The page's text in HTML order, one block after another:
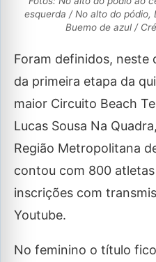
esquerda / No alto do pódio,
Buemo de azul /
Foram definidos, neste
da primeira etapa da
maior Circuito Beach
Lucas Sousa Na
Região Metropolitana
contou com 800 atletas
inscrições com
Youtube.
No feminino o título